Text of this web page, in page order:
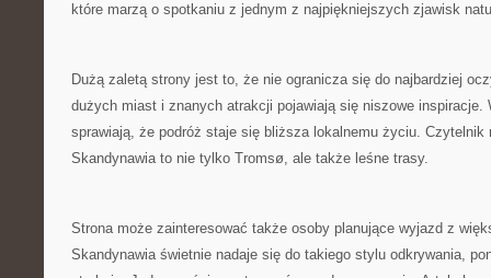
które marzą o spotkaniu z jednym z najpiękniejszych zjawisk
Dużą zaletą strony jest to, że nie ogranicza się do najbardziej
dużych miast i znanych atrakcji pojawiają się niszowe inspiracje.
sprawiają, że podróż staje się bliższa lokalnemu życiu. Czytelnik
Skandynawia to nie tylko Tromsø, ale także leśne trasy.
Strona może zainteresować także osoby planujące wyjazd z
Skandynawia świetnie nadaje się do takiego stylu odkrywania,